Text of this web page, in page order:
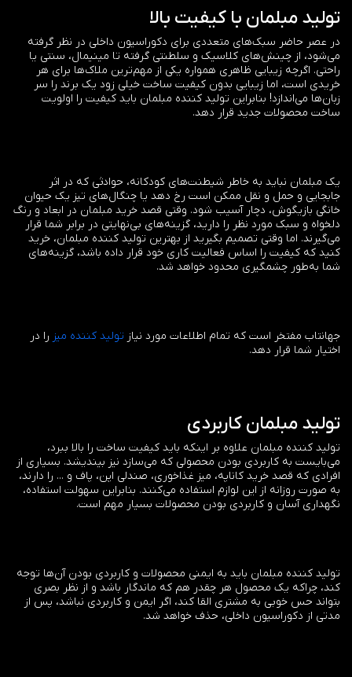
تولید مبلمان با کیفیت بالا
در عصر حاضر سبک‌های متعددی برای دکوراسیون داخلی در نظر گرفته
می‌شود، از چینش‌های کلاسیک و سلطنتی گرفته تا مینیمال، سنتی یا
راحتی. اگرچه زیبایی ظاهری همواره یکی از مهم‌ترین ملاک‌ها برای هر
خریدی است، اما زیبایی بدون کیفیت ساخت خیلی زود یک برند را سر
زبان‌ها می‌اندازد! بنابراین تولید کننده مبلمان باید کیفیت را اولویت
ساخت محصولات جدید قرار دهد.
یک مبلمان نباید به خاطر شیطنت‌های کودکانه، حوادثی که در اثر
جابجایی و حمل و نقل ممکن است رخ دهد یا چنگال‌های تیز یک حیوان
خانگی بازیگوش، دچار آسیب شود. وقتی قصد خرید مبلمان در ابعاد و رنگ
دلخواه و سبک مورد نظر را دارید، گزینه‌های بی‌نهایتی در برابر شما قرار
می‌گیرند. اما وقتی تصمیم بگیرید از بهترین تولید کننده مبلمان، خرید
کنید که کیفیت را اساس فعالیت کاری خود قرار داده باشد، گزینه‌های
شما به‌طور چشمگیری محدود خواهد شد.
جهانتاب مفتخر است که تمام اطلاعات مورد نیاز تولید کننده میز را در
اختیار شما قرار دهد.
تولید مبلمان کاربردی
تولید کننده مبلمان علاوه بر اینکه باید کیفیت ساخت را بالا ببرد،
می‌بایست به کاربردی بودن محصولی که می‌سازد نیز بیندیشد. بسیاری از
افرادی که قصد خرید کاناپه، میز غذاخوری، صندلی اپن، پاف و ... را دارند،
به صورت روزانه از این لوازم استفاده می‌کنند. بنابراین سهولت استفاده،
نگهداری آسان و کاربردی بودن محصولات بسیار مهم است.
تولید کننده مبلمان باید به ایمنی محصولات و کاربردی بودن آن‌ها توجه
کند، چراکه یک محصول هر چقدر هم که ماندگار باشد و از نظر بصری
بتواند حس خوبی به مشتری القا کند، اگر ایمن و کاربردی نباشد، پس از
مدتی از دکوراسیون داخلی، حذف خواهد شد.